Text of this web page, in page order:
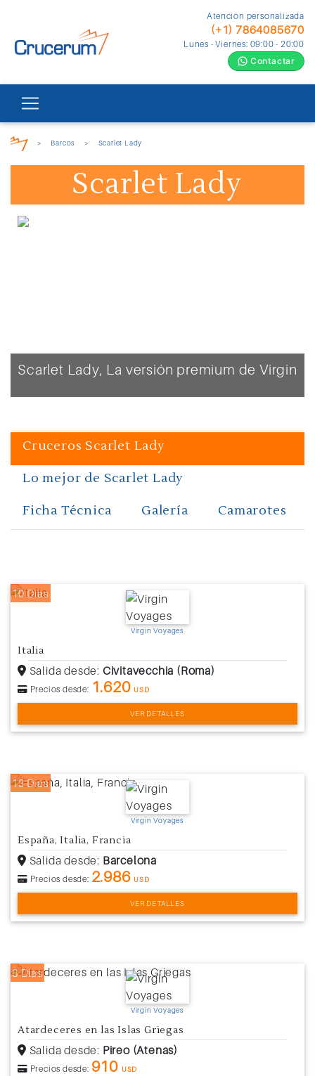
Atención personalizada
(+1) 7864085670
Lunes - Viernes: 09:00 - 20:00
Contactar
> Barcos > Scarlet Lady
Scarlet Lady
Scarlet Lady, La versión premium de Virgin
Cruceros Scarlet Lady
Lo mejor de Scarlet Lady
Ficha Técnica
Galería Camarotes
10 Días
Virgin Voyages
Italia
Salida desde: Civitavecchia (Roma)
Precios desde: 1.620 USD
VER DETALLES
13 Días
Virgin Voyages
España, Italia, Francia
Salida desde: Barcelona
Precios desde: 2.986 USD
VER DETALLES
8 Días
Virgin Voyages
Atardeceres en las Islas Griegas
Salida desde: Pireo (Atenas)
Precios desde: 910 USD